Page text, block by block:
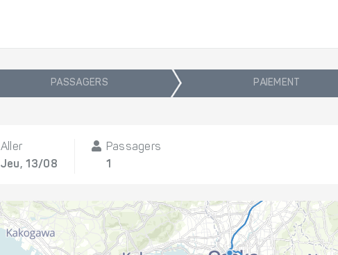
PASSAGERS PAIEMENT
Aller
Jeu, 13/08
Passagers
1